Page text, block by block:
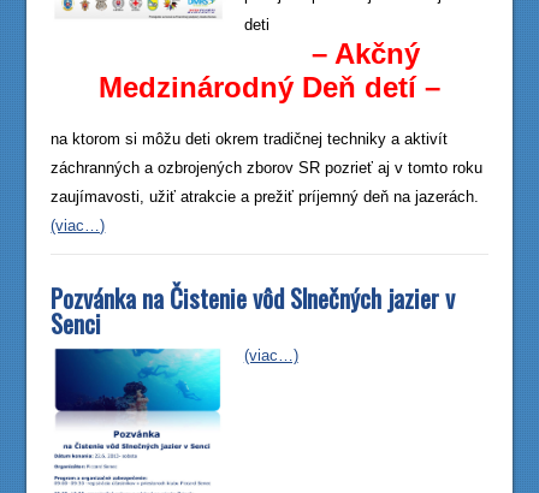
deti
– Akčný
Medzinárodný Deň detí –
na ktorom si môžu deti okrem tradičnej techniky a aktivít
záchranných a ozbrojených zborov SR pozrieť aj v tomto roku
zaujímavosti, užiť atrakcie a prežiť príjemný deň na jazerách.
(viac…)
Pozvánka na Čistenie vôd Slnečných jazier v
Senci
(viac…)